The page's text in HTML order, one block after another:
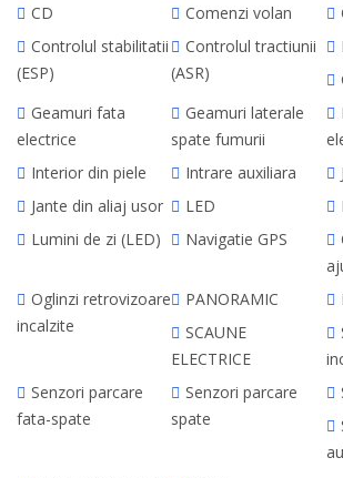
CD
Comenzi volan
Controlul stabilitatii
(ESP)
Controlul tractiunii
(ASR)
Geamuri fata
electrice
Geamuri laterale
spate fumurii
Interior din piele
Intrare auxiliara
Jante din aliaj usor
LED
Lumini de zi (LED)
Navigatie GPS
Oglinzi retrovizoare
incalzite
PANORAMIC
SCAUNE
ELECTRICE
Senzori parcare
fata-spate
Senzori parcare
spate